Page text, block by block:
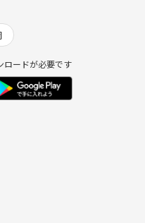
ロードが必要です